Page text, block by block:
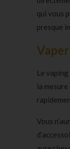
qui vous
presque
Vaper
Le
la
Vous